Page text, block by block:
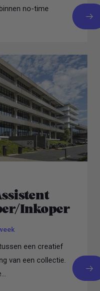
no-time
Inkoper
een creatief
van een collectie.